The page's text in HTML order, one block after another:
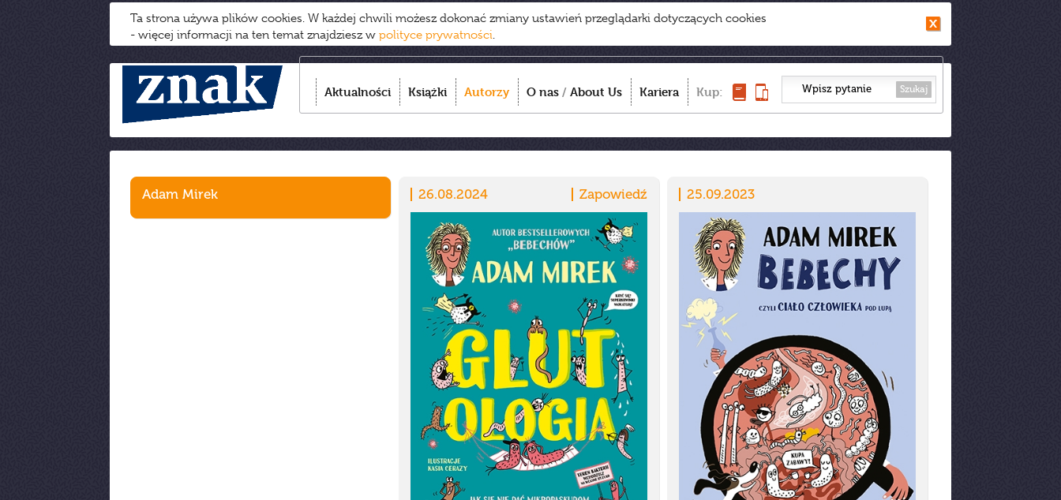
Ta strona używa plików cookies. W każdej chwili możesz dokonać zmiany ustawień przeglądarki dotyczących cookies
- więcej informacji na ten temat znajdziesz w polityce prywatności.
Aktualności Książki Autorzy O nas / About Us Kariera Kup: Szukaj
Adam Mirek 26.08.2024 Zapowiedź 25.09.2023